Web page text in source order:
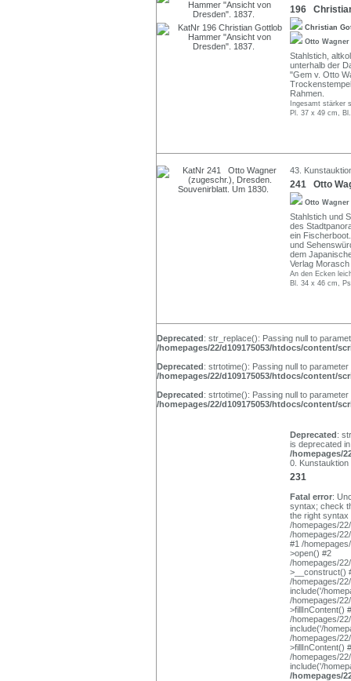
196
Christian
Otto Wagner
Stahlstich,
unterhalb der
"Gem v. Otto
Rahmen.
Ingesamt stärker
Pl. 37 x 49 cm,
43.
241 Otto
Otto Wagner
Stahlstich und
des
ein
und
dem
Verlag
An den Ecken
Bl. 34 x 46 cm,
Deprecated: str_replace(): Passing null to
/homepages/22/d109175053/htdocs/content/
Deprecated: strtotime(): Passing null to
/homepages/22/d109175053/htdocs/content/
Deprecated: strtotime(): Passing null to
/homepages/22/d109175053/htdocs/content/
Deprecated:
is deprecated in
/homepages/
0.
231
Fatal error:
syntax; check
the right syntax
/homepages/
/homepages/
#1 /
>open() #2
/homepages/
>__construct()
/homepages/
include('/
/homepages/
>fillInContent()
/homepages/
include('/
/homepages/
>fillInContent()
/homepages/
include('/
/homepages/